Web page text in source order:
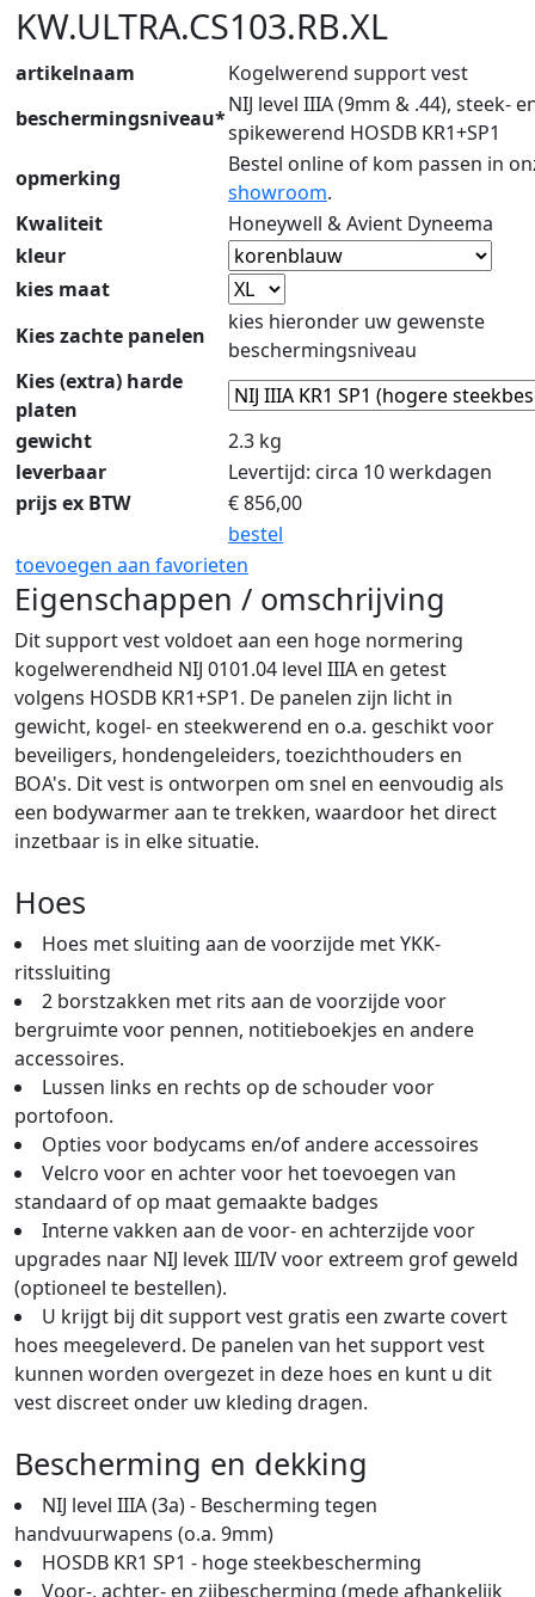
KW.ULTRA.CS103.RB.XL
artikelnaam
Kogelwerend support vest
beschermingsniveau*
NIJ level IIIA (9mm & .44), steek-
spikewerend HOSDB KR1+SP1
opmerking
Bestel online of kom passen in
showroom.
Kwaliteit
Honeywell & Avient Dyneema
kleur
kies maat
Kies zachte panelen
kies hieronder uw gewenste
beschermingsniveau
Kies (extra) harde
platen
gewicht
2.3 kg
leverbaar
Levertijd: circa 10 werkdagen
prijs ex BTW
€856,00
bestel
toevoegen aan favorieten
Eigenschappen / omschrijving
Dit support vest voldoet aan een hoge normering
kogelwerendheid NIJ 0101.04 level IIIA en getest
volgens HOSDB KR1+SP1. De panelen zijn licht in
gewicht, kogel- en steekwerend en o.a. geschikt voor
beveiligers, hondengeleiders, toezichthouders en
BOA's. Dit vest is ontworpen om snel en eenvoudig als
een bodywarmer aan te trekken, waardoor het direct
inzetbaar is in elke situatie.
Hoes
Hoes met sluiting aan de voorzijde met YKK-
ritssluiting
2 borstzakken met rits aan de voorzijde voor
bergruimte voor pennen, notitieboekjes en andere
accessoires.
Lussen links en rechts op de schouder voor
portofoon.
Opties voor bodycams en/of andere accessoires
Velcro voor en achter voor het toevoegen van
standaard of op maat gemaakte badges
Interne vakken aan de voor- en achterzijde voor
upgrades naar NIJ levek III/IV voor extreem grof geweld
(optioneel te bestellen).
U krijgt bij dit support vest gratis een zwarte covert
hoes meegeleverd. De panelen van het support vest
kunnen worden overgezet in deze hoes en kunt u dit
vest discreet onder uw kleding dragen.
Bescherming en dekking
NIJ level IIIA (3a) - Bescherming tegen
handvuurwapens (o.a. 9mm)
HOSDB KR1 SP1 - hoge steekbescherming
Voor-, achter- en zijbescherming (mede afhankelijk